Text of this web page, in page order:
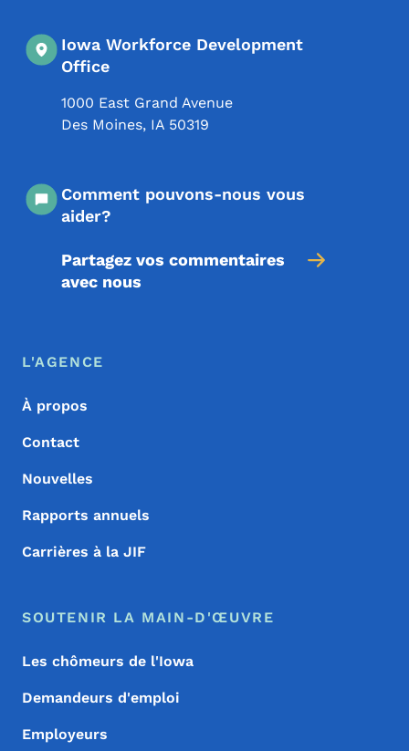
Iowa Workforce Development
Office
1000 East Grand Avenue
Des Moines, IA 50319
Comment pouvons-nous vous
aider?
Partagez vos commentaires
avec nous
Menu de pied de page
Footer
L'AGENCE
À propos
Contact
Nouvelles
Rapports annuels
Carrières à la JIF
SOUTENIR LA MAIN-D'ŒUVRE
Les chômeurs de l'Iowa
Demandeurs d'emploi
Employeurs